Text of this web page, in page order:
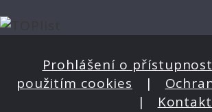
Prohlášení o
použitím cookies |
|